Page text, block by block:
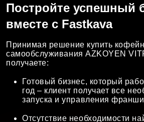
Постройте успешный
вместе с Fastkava
Принимая решение купить
самообслуживания AZKOYEN
получаете:
Готовый бизнес, который
год – клиент получает все
запуска и управления
Отсутствие необходимости